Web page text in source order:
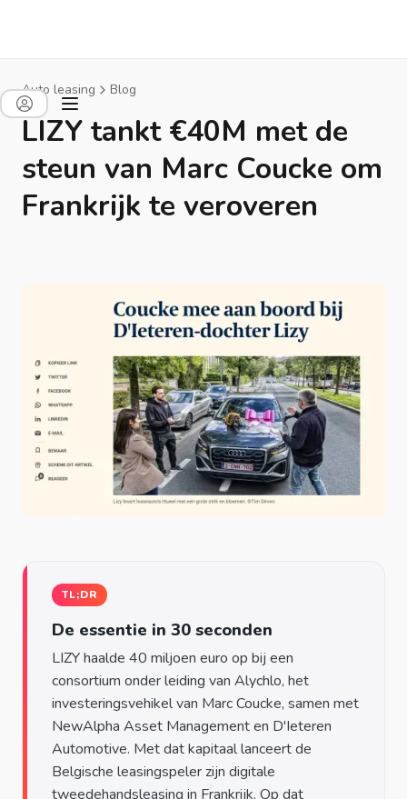
Auto leasing Blog
LIZY tankt €40M met de
steun van Marc Coucke om
Frankrijk te veroveren
TL;DR
De essentie in 30 seconden
LIZY haalde 40 miljoen euro op bij een
consortium onder leiding van Alychlo, het
investeringsvehikel van Marc Coucke, samen met
NewAlpha Asset Management en D'Ieteren
Automotive. Met dat kapitaal lanceert de
Belgische leasingspeler zijn digitale
tweedehandsleasing in Frankrijk. Op dat